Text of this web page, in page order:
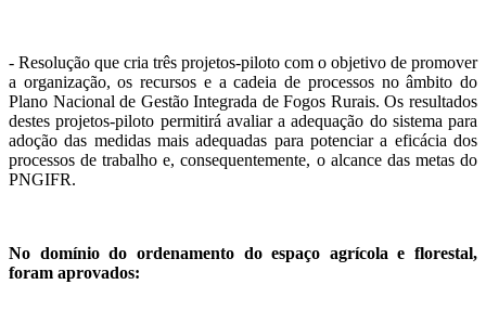
- Resolução que cria três projetos-piloto com o objetivo de promover
a organização, os recursos e a cadeia de processos no âmbito do
Plano Nacional de Gestão Integrada de Fogos Rurais. Os resultados
destes projetos-piloto permitirá avaliar a adequação do sistema para
adoção das medidas mais adequadas para potenciar a eficácia dos
processos de trabalho e, consequentemente, o alcance das metas do
PNGIFR.
No domínio do ordenamento do espaço agrícola e florestal,
foram aprovados: